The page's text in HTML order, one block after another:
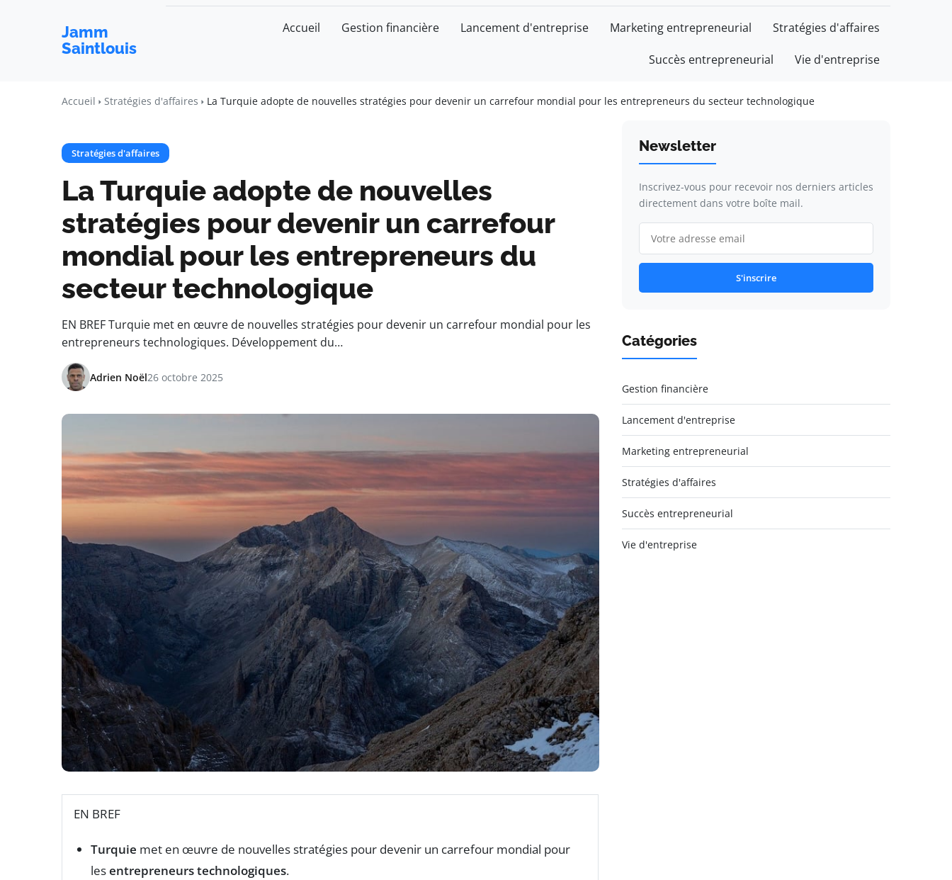
Jamm
Saintlouis
Accueil Gestion financière Lancement d'entreprise Marketing entrepreneurial Stratégies d'affaires
Succès entrepreneurial Vie d'entreprise
Accueil Stratégies d'affaires La Turquie adopte de nouvelles stratégies pour devenir un carrefour mondial pour les entrepreneurs du secteur technologique
Stratégies d'affaires
La Turquie adopte de nouvelles
stratégies pour devenir un carrefour
mondial pour les entrepreneurs du
secteur technologique
EN BREF Turquie met en œuvre de nouvelles stratégies pour devenir un carrefour mondial pour les
entrepreneurs technologiques. Développement du…
Adrien Noël26 octobre 2025
EN BREF
Turquie met en œuvre de nouvelles stratégies pour devenir un carrefour mondial pour
lesentrepreneurs technologiques.
Newsletter
Inscrivez-vous pour recevoir nos derniers articles
directement dans votre boîte mail.
S'inscrire
Catégories
Gestion financière
Lancement d'entreprise
Marketing entrepreneurial
Stratégies d'affaires
Succès entrepreneurial
Vie d'entreprise